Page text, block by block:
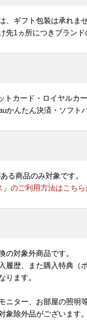
、ギフト包装は承れませ
先1ヵ所につきブラン
トカード・ロイヤルカ
かんたん決済・ソフ
る商品のみ対象です。
のご利用方法はこちら
の対象外商品です。
履歴、また購入特典（
ります。
ター、お部屋の照明
象除外品がございます